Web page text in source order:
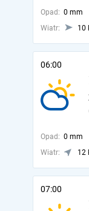
Opad: 0 mm
Wiatr:
10
06:00
Opad: 0 mm
Wiatr:
12
07:00